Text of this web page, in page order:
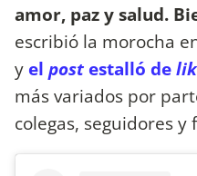
amor, paz y salud.
escribió la morocha
y el post estalló de
más variados por
colegas, seguidores y